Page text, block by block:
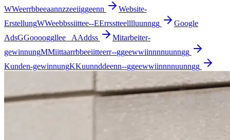
WWeerrbbeeaannzzeeiiggeenn
Website-
ErstellungWWeebbssiittee--EErrsstteelllluunngg
Google
AdsGGooooggllee AAddss
Mitarbeiter-
gewinnungMMiittaarrbbeeiitteerr--ggeewwiinnnnuunngg
Kunden-gewinnungKKuunnddeenn--ggeewwiinnnnuunngg